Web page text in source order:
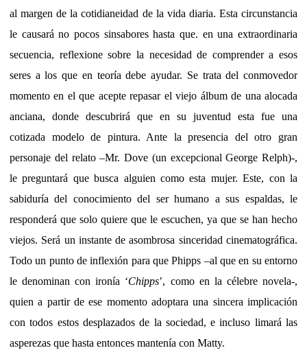
al margen de la cotidianeidad de la vida diaria. Esta circunstancia
le causará no pocos sinsabores hasta que. en una extraordinaria
secuencia, reflexione sobre la necesidad de comprender a esos
seres a los que en teoría debe ayudar. Se trata del conmovedor
momento en el que acepte repasar el viejo álbum de una alocada
anciana, donde descubrirá que en su juventud esta fue una
cotizada modelo de pintura. Ante la presencia del otro gran
personaje del relato –Mr. Dove (un excepcional George Relph)-,
le preguntará que busca alguien como esta mujer. Este, con la
sabiduría del conocimiento del ser humano a sus espaldas, le
responderá que solo quiere que le escuchen, ya que se han hecho
viejos. Será un instante de asombrosa sinceridad cinematográfica.
Todo un punto de inflexión para que Phipps –al que en su entorno
le denominan con ironía ‘Chipps’, como en la célebre novela-,
quien a partir de ese momento adoptara una sincera implicación
con todos estos desplazados de la sociedad, e incluso limará las
asperezas que hasta entonces mantenía con Matty.